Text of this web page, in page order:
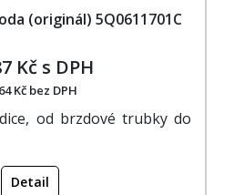
(originál) 5Q0611701C
Kč s DPH
Kč bez DPH
od brzdové trubky do
Detail